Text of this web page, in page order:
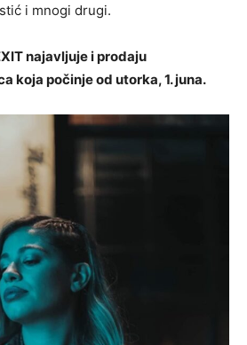
i mnogi drugi.
najavljuje i prodaju
koja počinje od utorka, 1. juna.